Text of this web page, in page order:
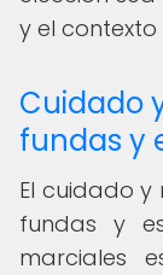
y el contexto
Cuidado
fundas y
El cuidado
fundas y
marciales